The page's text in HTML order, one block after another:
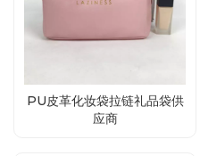
PU皮革化妆袋拉链礼品袋供
应商